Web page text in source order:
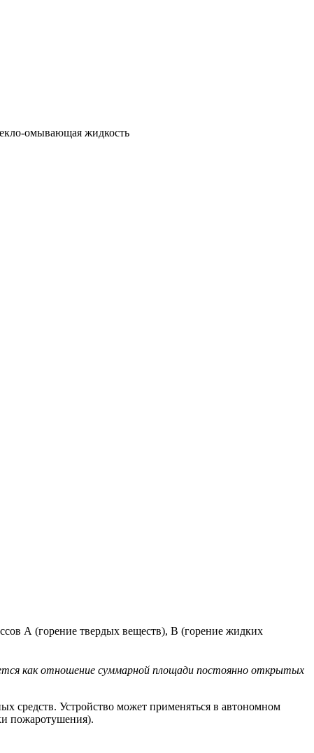
омывающая жидкость
А (горение твердых веществ), B (горение жидких
как отношение суммарной площади постоянно открытых
средств. Устройство может применяться в автономном
пожаротушения).